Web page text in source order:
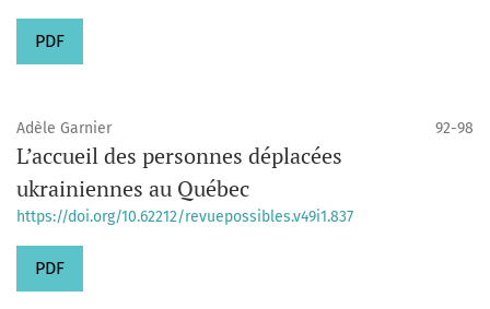
PDF
Adèle Garnier 92-98
L’accueil des personnes déplacées
ukrainiennes au Québec
https://doi.org/10.62212/revuepossibles.v49i1.837
PDF